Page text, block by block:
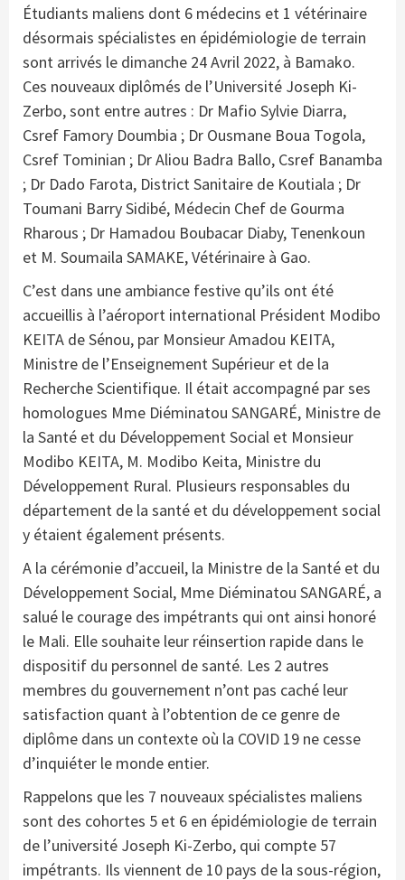
Étudiants maliens dont 6 médecins et 1 vétérinaire
désormais spécialistes en épidémiologie de terrain
sont arrivés le dimanche 24 Avril 2022, à Bamako.
Ces nouveaux diplômés de l’Université Joseph Ki-
Zerbo, sont entre autres : Dr Mafio Sylvie Diarra,
Csref Famory Doumbia ; Dr Ousmane Boua Togola,
Csref Tominian ; Dr Aliou Badra Ballo, Csref Banamba
; Dr Dado Farota, District Sanitaire de Koutiala ; Dr
Toumani Barry Sidibé, Médecin Chef de Gourma
Rharous ; Dr Hamadou Boubacar Diaby, Tenenkoun
et M. Soumaila SAMAKE, Vétérinaire à Gao.
C’est dans une ambiance festive qu’ils ont été
accueillis à l’aéroport international Président Modibo
KEITA de Sénou, par Monsieur Amadou KEITA,
Ministre de l’Enseignement Supérieur et de la
Recherche Scientifique. Il était accompagné par ses
homologues Mme Diéminatou SANGARÉ, Ministre de
la Santé et du Développement Social et Monsieur
Modibo KEITA, M. Modibo Keita, Ministre du
Développement Rural. Plusieurs responsables du
département de la santé et du développement social
y étaient également présents.
A la cérémonie d’accueil, la Ministre de la Santé et du
Développement Social, Mme Diéminatou SANGARÉ, a
salué le courage des impétrants qui ont ainsi honoré
le Mali. Elle souhaite leur réinsertion rapide dans le
dispositif du personnel de santé. Les 2 autres
membres du gouvernement n’ont pas caché leur
satisfaction quant à l’obtention de ce genre de
diplôme dans un contexte où la COVID 19 ne cesse
d’inquiéter le monde entier.
Rappelons que les 7 nouveaux spécialistes maliens
sont des cohortes 5 et 6 en épidémiologie de terrain
de l’université Joseph Ki-Zerbo, qui compte 57
impétrants. Ils viennent de 10 pays de la sous-région,